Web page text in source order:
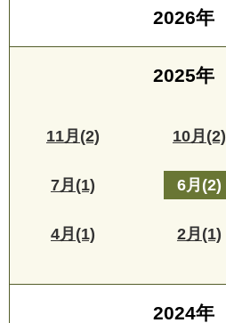
2026年
2025年
11月(2) 10月(2)
7月(1) 6月(2)
4月(1) 2月(1)
2024年